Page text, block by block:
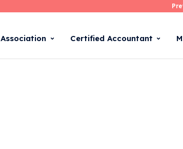
Association Certified Accountant